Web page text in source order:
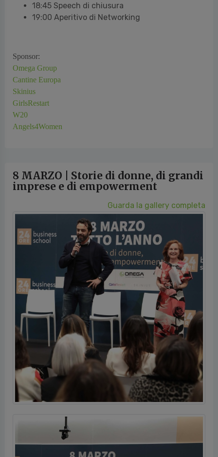
18:45 Speech di chiusura
19:00 Aperitivo di Networking
Sponsor:
Omega Group
Cantine Europa
Skinius
GirlsRestart
W20
Angels4Women
8 MARZO | Storie di donne, di grandi
imprese e di empowerment
Guarda la gallery completa